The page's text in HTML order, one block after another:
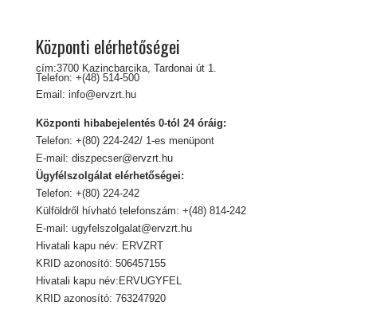
Központi elérhetőségei
cím:3700 Kazincbarcika, Tardonai út 1.
Telefon: +(48) 514-500
Email: info@ervzrt.hu
Központi hibabejelentés 0-tól 24 óráig:
Telefon: +(80) 224-242/ 1-es menüpont
E-mail: diszpecser@ervzrt.hu
Ügyfélszolgálat elérhetőségei:
Telefon: +(80) 224-242
Külföldről hívható telefonszám: +(48) 814-242
E-mail: ugyfelszolgalat@ervzrt.hu
Hivatali kapu név: ERVZRT
KRID azonosító: 506457155
Hivatali kapu név:ERVUGYFEL
KRID azonosító: 763247920